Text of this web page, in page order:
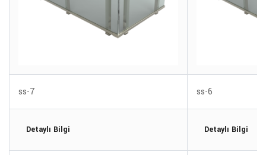
ss-7 ss-6
Detaylı Bilgi Detaylı Bilgi